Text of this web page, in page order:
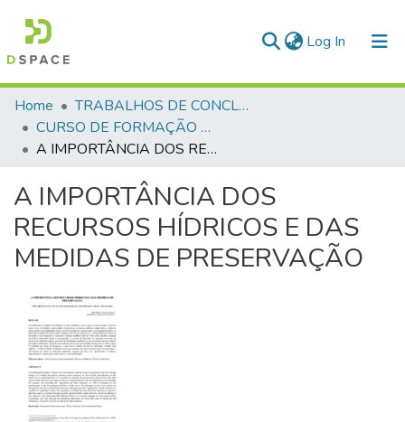
Log In (current)
Communities & Collections
All of DSpace
Home
TRABALHOS DE CONCLUSÃO DE CURSO - CFP (CURSO DE FORMAÇÃO DE PRAÇAS)
CURSO DE FORMAÇÃO DE PRAÇAS - CFP - 2018
A IMPORTÂNCIA DOS RECURSOS HÍDRICOS E DAS MEDIDAS DE PRESERVAÇÃO
A IMPORTÂNCIA DOS
RECURSOS HÍDRICOS E DAS
MEDIDAS DE PRESERVAÇÃO